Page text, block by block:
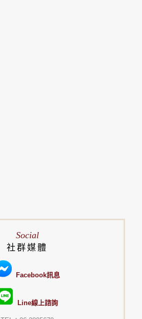
Social
社群媒體
Facebook訊息
Line線上諮詢